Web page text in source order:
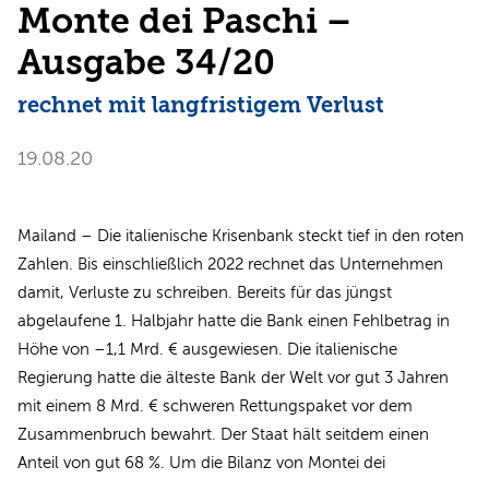
Monte dei Paschi –
Ausgabe 34/20
rechnet mit langfristigem Verlust
19.08.20
Mailand – Die italienische Krisenbank steckt tief in den roten
Zahlen. Bis einschließlich 2022 rechnet das Unternehmen
damit, Verluste zu schreiben. Bereits für das jüngst
abgelaufene 1. Halbjahr hatte die Bank einen Fehlbetrag in
Höhe von –1,1 Mrd. € ausgewiesen. Die italienische
Regierung hatte die älteste Bank der Welt vor gut 3 Jahren
mit einem 8 Mrd. € schweren Rettungspaket vor dem
Zusammenbruch bewahrt. Der Staat hält seitdem einen
Anteil von gut 68 %. Um die Bilanz von Montei dei